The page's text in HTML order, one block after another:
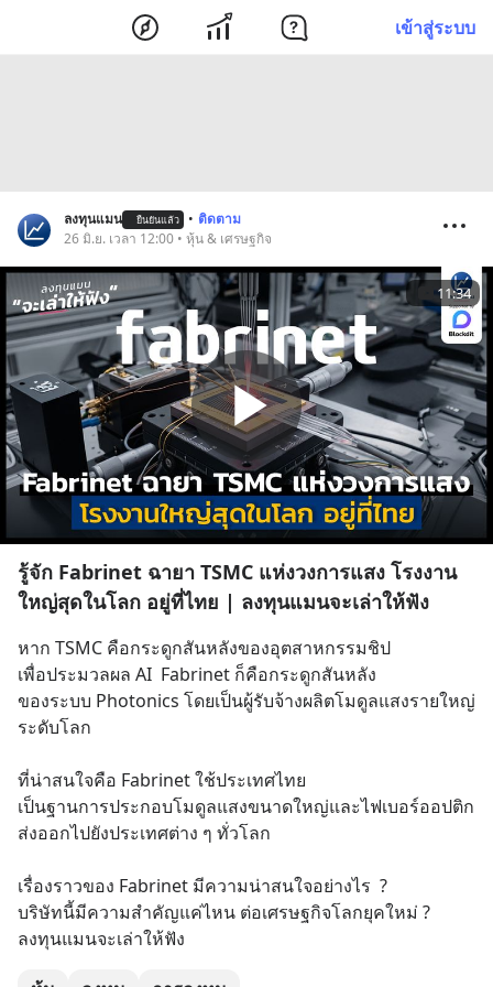
เข้าสู่ระบบ
ลงทุนแมน ยืนยันแล้ว • ติดตาม
26 มิ.ย. เวลา 12:00 • หุ้น & เศรษฐกิจ
11:34
รู้จัก Fabrinet ฉายา TSMC แห่งวงการแสง โรงงาน
ใหญ่สุดในโลก อยู่ที่ไทย | ลงทุนแมนจะเล่าให้ฟัง
หาก TSMC คือกระดูกสันหลังของอุตสาหกรรมชิป
เพื่อประมวลผล AI  Fabrinet ก็คือกระดูกสันหลัง
ของระบบ Photonics โดยเป็นผู้รับจ้างผลิตโมดูลแสงรายใหญ่
ระดับโลก
ที่น่าสนใจคือ Fabrinet ใช้ประเทศไทย
เป็นฐานการประกอบโมดูลแสงขนาดใหญ่และไฟเบอร์ออปติก
ส่งออกไปยังประเทศต่าง ๆ ทั่วโลก
เรื่องราวของ Fabrinet มีความน่าสนใจอย่างไร  ?
บริษัทนี้มีความสำคัญแค่ไหน ต่อเศรษฐกิจโลกยุคใหม่ ?
ลงทุนแมนจะเล่าให้ฟัง